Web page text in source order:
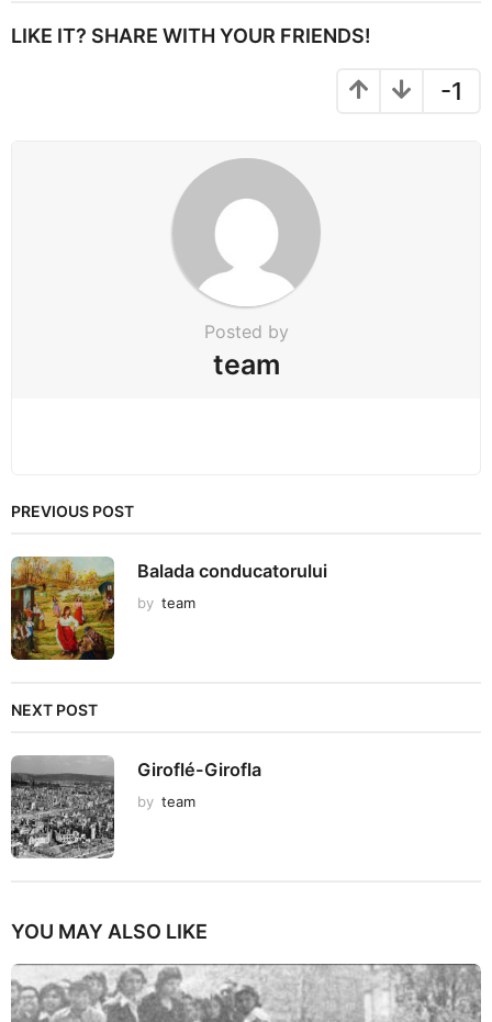
P
LIKE IT? SHARE WITH YOUR FRIENDS!
-1
Posted by
team
PREVIOUS POST
Balada conducatorului
by team
NEXT POST
Giroflé-Girofla
by team
YOU MAY ALSO LIKE